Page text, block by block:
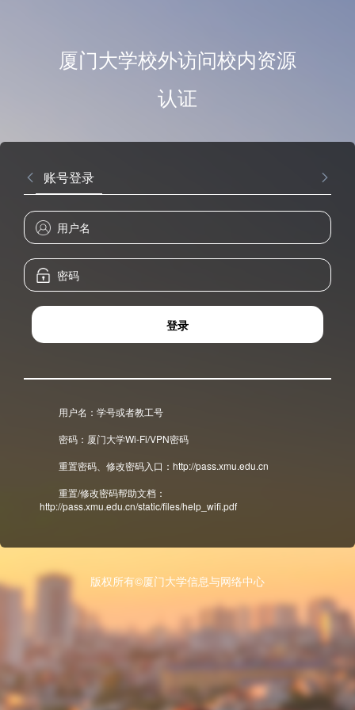
厦门大学校外访问校内资源
认证
账号登录
登录
用户名：学号或者教工号
密码：厦门大学Wi-Fi/VPN密码
重置密码、修改密码入口：http://pass.xmu.edu.cn
重置/修改密码帮助文档：
http://pass.xmu.edu.cn/static/files/help_wifi.pdf
版权所有©厦门大学信息与网络中心